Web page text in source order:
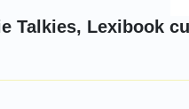
Talkies, Lexibook